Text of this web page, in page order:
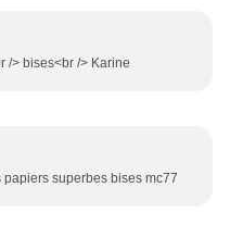
/> bises<br /> Karine
superbes bises mc77